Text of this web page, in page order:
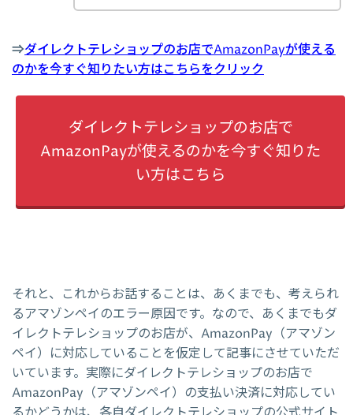
⇒ダイレクトテレショップのお店でAmazonPayが使える
のかを今すぐ知りたい方はこちらをクリック
ダイレクトテレショップのお店で
AmazonPayが使えるのかを今すぐ知りた
い方はこちら
それと、これからお話することは、あくまでも、考えられ
るアマゾンペイのエラー原因です。なので、あくまでもダ
イレクトテレショップのお店が、AmazonPay（アマゾン
ペイ）に対応していることを仮定して記事にさせていただ
いています。実際にダイレクトテレショップのお店で
AmazonPay（アマゾンペイ）の支払い決済に対応してい